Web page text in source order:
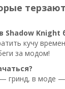
Shadow Knight
кучу
за модом!
гринд, в моде —